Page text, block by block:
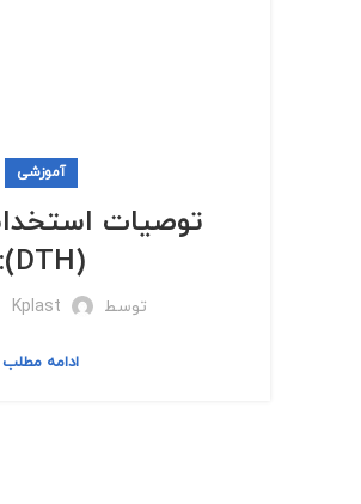
آموزشی
توصيات
(DTH):
توسط Kplast
ادامه مطلب